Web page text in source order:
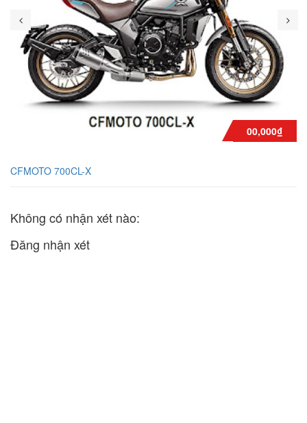
00,000₫
CFMOTO 700CL-X
Không có nhận xét nào:
Đăng nhận xét